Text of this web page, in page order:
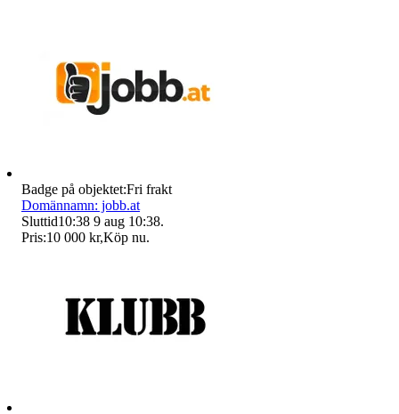
Badge på objektet:Fri frakt
Domännamn: jobb.at
Sluttid10:38 9 aug 10:38.
Pris:10 000 kr,Köp nu.